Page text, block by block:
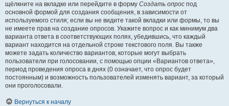
щёлкните на вкладке или перейдите в форму Создать опрос под
основной формой для создания сообщения, в зависимости от
используемого стиля; если вы не видите такой вкладки или формы, то вы
не имеете прав на создание опросов. Укажите вопрос и как минимум два
варианта ответа в соответствующих полях, убедившись, что каждый
вариант находится на отдельной строке текстового поля. Вы также
можете задать количество вариантов, которые могут выбрать
пользователи при голосовании, с помощью опции «Вариантов ответа»,
период проведения опроса в днях (0 означает, что опрос будет
постоянным) и возможность пользователей изменять вариант, за который
они проголосовали.
Вернуться к началу